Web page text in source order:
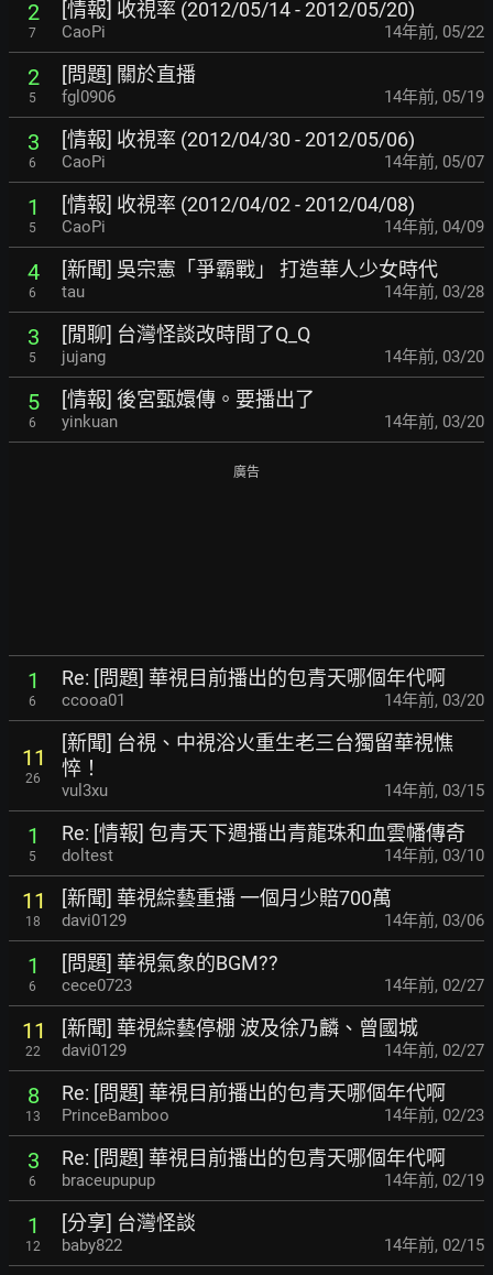
2
7
[情報] 收視率 (2012/05/14 - 2012/05/20)
CaoPi 14年前, 05/22
2
5
[問題] 關於直播
fgl0906 14年前, 05/19
3
6
[情報] 收視率 (2012/04/30 - 2012/05/06)
CaoPi 14年前, 05/07
1
5
[情報] 收視率 (2012/04/02 - 2012/04/08)
CaoPi 14年前, 04/09
4
6
[新聞] 吳宗憲「爭霸戰」 打造華人少女時代
tau 14年前, 03/28
3
5
[閒聊] 台灣怪談改時間了Q_Q
jujang 14年前, 03/20
5
6
[情報] 後宮甄嬛傳。要播出了
yinkuan 14年前, 03/20
廣告
1
6
Re: [問題] 華視目前播出的包青天哪個年代啊
ccooa01 14年前, 03/20
11
26
[新聞] 台視、中視浴火重生老三台獨留華視憔
悴！
vul3xu 14年前, 03/15
1
5
Re: [情報] 包青天下週播出青龍珠和血雲幡傳奇
doltest 14年前, 03/10
11
18
[新聞] 華視綜藝重播 一個月少賠700萬
davi0129 14年前, 03/06
1
6
[問題] 華視氣象的BGM??
cece0723 14年前, 02/27
11
22
[新聞] 華視綜藝停棚 波及徐乃麟、曾國城
davi0129 14年前, 02/27
8
13
Re: [問題] 華視目前播出的包青天哪個年代啊
PrinceBamboo 14年前, 02/23
3
6
Re: [問題] 華視目前播出的包青天哪個年代啊
braceupupup 14年前, 02/19
1
12
[分享] 台灣怪談
baby822 14年前, 02/15